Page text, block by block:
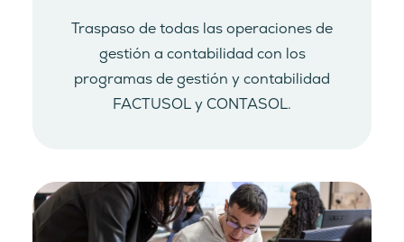
Traspaso de todas las operaciones de
gestión a contabilidad con los
programas de gestión y contabilidad
FACTUSOL y CONTASOL.